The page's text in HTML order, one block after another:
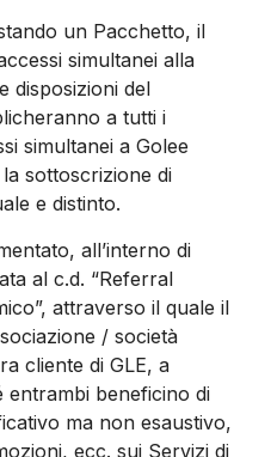
un Pacchetto, il
simultanei alla
disposizioni del
a tutti i
simultanei a Golee
sottoscrizione di
e distinto.
all’interno di
al c.d. “Referral
attraverso il quale il
/ società
cliente di GLE, a
entrambi beneficino di
ma non esaustivo,
ecc. sui Servizi di